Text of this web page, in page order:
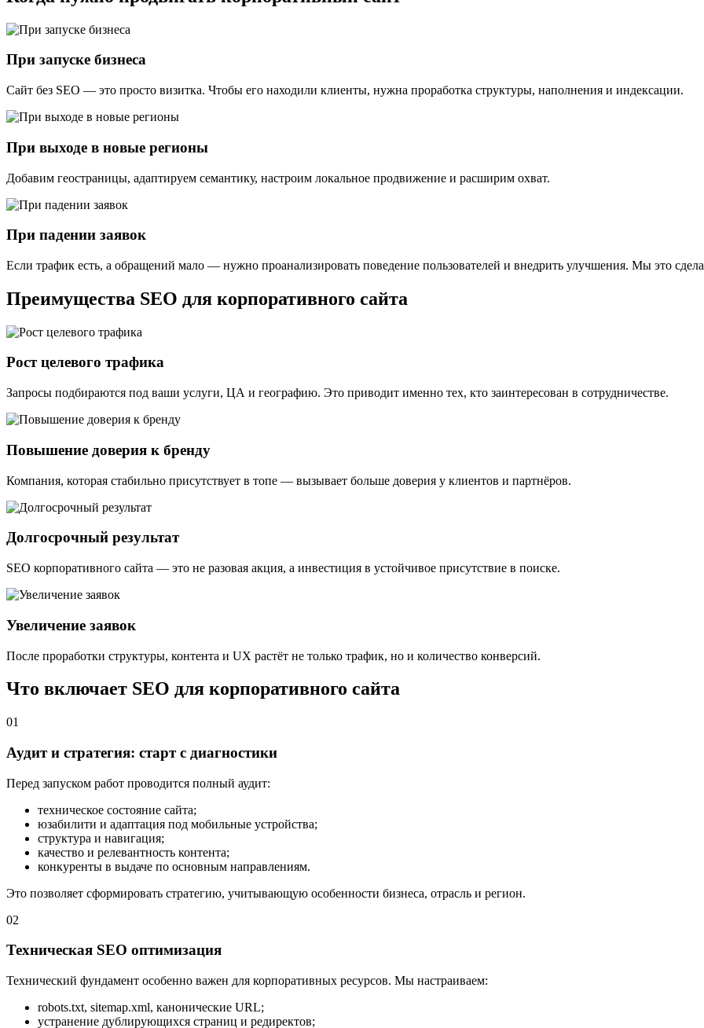
При запуске бизнеса
Сайт без SEO — это просто визитка. Чтобы его находили клиенты, нужна проработка структуры, наполнения и индексации.
При выходе в новые регионы
Добавим геостраницы, адаптируем семантику, настроим локальное продвижение и расширим охват.
При падении заявок
Если трафик есть, а обращений мало — нужно проанализировать поведение пользователей и внедрить улучшения. Мы это
Преимущества SEO для корпоративного сайта
Рост целевого трафика
Запросы подбираются под ваши услуги, ЦА и географию. Это приводит именно тех, кто заинтересован в сотрудничестве.
Повышение доверия к бренду
Компания, которая стабильно присутствует в топе — вызывает больше доверия у клиентов и партнёров.
Долгосрочный результат
SEO корпоративного сайта — это не разовая акция, а инвестиция в устойчивое присутствие в поиске.
Увеличение заявок
После проработки структуры, контента и UX растёт не только трафик, но и количество конверсий.
Что включает SEO для корпоративного сайта
01
Аудит и стратегия: старт с диагностики
Перед запуском работ проводится полный аудит:
техническое состояние сайта;
юзабилити и адаптация под мобильные устройства;
структура и навигация;
качество и релевантность контента;
конкуренты в выдаче по основным направлениям.
Это позволяет сформировать стратегию, учитывающую особенности бизнеса, отрасль и регион.
02
Техническая SEO оптимизация
Технический фундамент особенно важен для корпоративных ресурсов. Мы настраиваем:
robots.txt, sitemap.xml, канонические URL;
устранение дублирующихся страниц и редиректов;